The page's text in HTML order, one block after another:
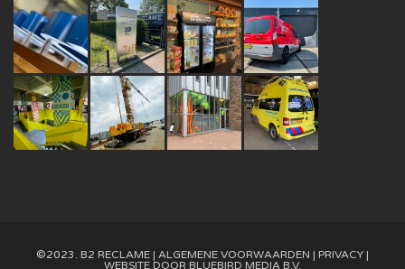
©2023. B2 RECLAME | ALGEMENE VOORWAARDEN | PRIVACY |
WEBSITE DOOR BLUEBIRD MEDIA B.V.